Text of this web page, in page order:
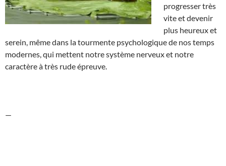
progresser très
vite et devenir
plus heureux et
serein, même dans la tourmente psychologique de nos temps
modernes, qui mettent notre système nerveux et notre
caractère à très rude épreuve.
—